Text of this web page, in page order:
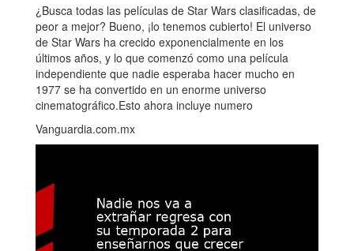
¿Busca todas las películas de Star Wars clasificadas, de
peor a mejor? Bueno, ¡lo tenemos cubierto! El universo
de Star Wars ha crecido exponencialmente en los
últimos años, y lo que comenzó como una película
independiente que nadie esperaba hacer mucho en
1977 se ha convertido en un enorme universo
cinematográfico.Esto ahora incluye numero
Vanguardia.com.mx